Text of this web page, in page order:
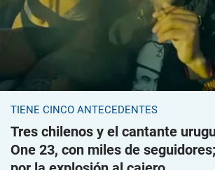
TIENE CINCO ANTECEDENTES
Tres chilenos y el cantante
One 23, con miles de